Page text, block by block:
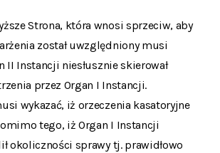
Strona, która wnosi sprzeciw, aby
został uwzględniony musi
II Instancji niesłusznie skierował
przez Organ I Instancji.
wykazać, iż orzeczenia kasatoryjne
tego, iż Organ I Instancji
okoliczności sprawy tj. prawidłowo